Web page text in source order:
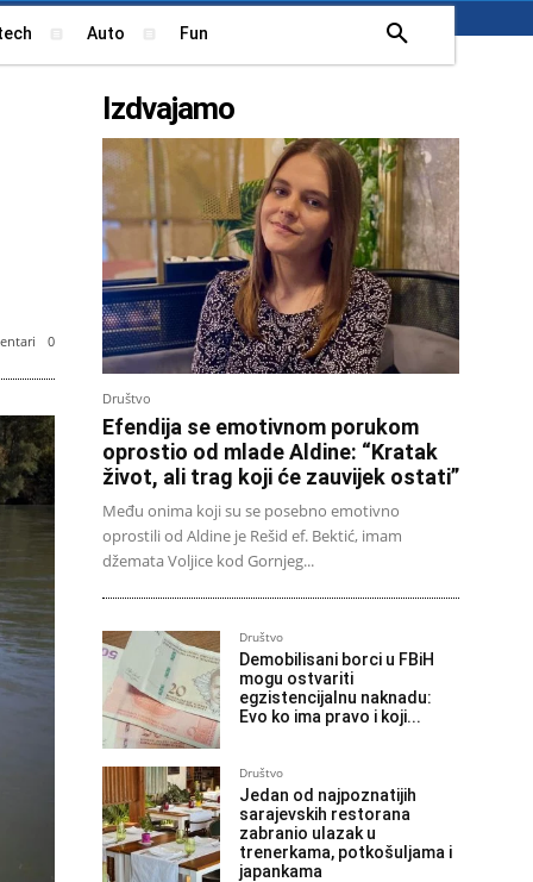
Auto Fun
0
Izdvajamo
Društvo
Efendija se emotivnom porukom
oprostio od mlade Aldine: “Kratak
život, ali trag koji će zauvijek ostati”
Među onima koji su se posebno emotivno
oprostili od Aldine je Rešid ef. Bektić, imam
džemata Voljice kod Gornjeg...
Društvo
Demobilisani borci u FBiH
mogu ostvariti
egzistencijalnu naknadu:
Evo ko ima pravo i koji...
Društvo
Jedan od najpoznatijih
sarajevskih restorana
zabranio ulazak u
trenerkama, potkošuljama i
japankama